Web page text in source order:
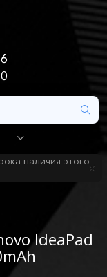
наличия этого
IdeaPad